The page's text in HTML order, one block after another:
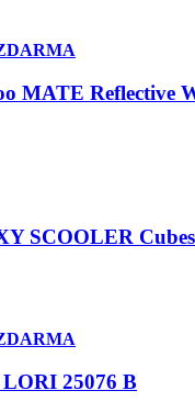
MATE Reflective
SCOOLER Cubes
25076 B